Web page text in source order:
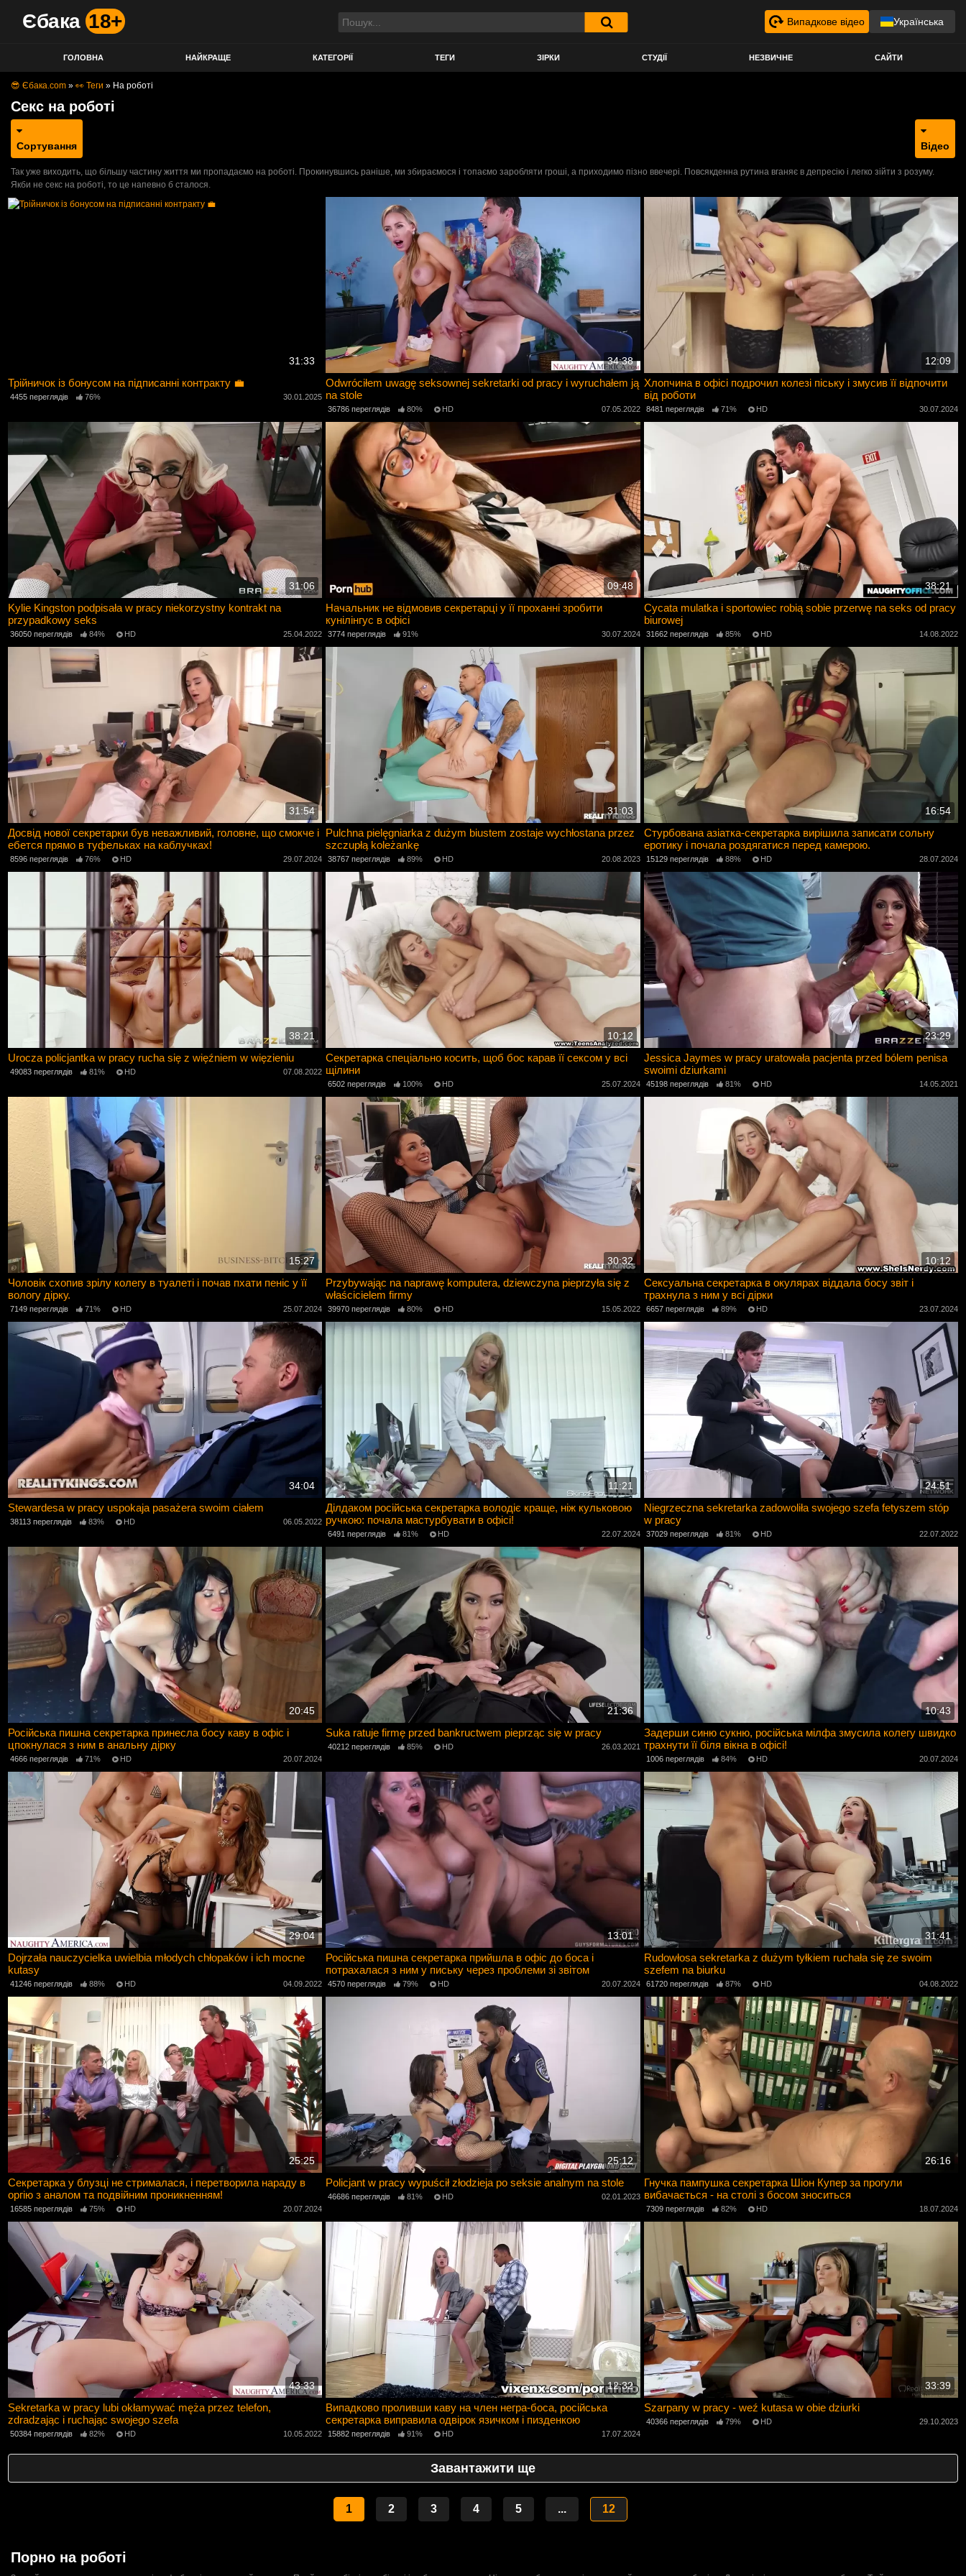
Єбака 18+ Випадкове відео Українська
ГОЛОВНА НАЙКРАЩЕ КАТЕГОРІЇ ТЕГИ ЗІРКИ СТУДІЇ НЕЗВИЧНЕ САЙТИ
😎 Єбака.com » 👀 Теги » На роботі
Секс на роботі
Сортування Відео
Так уже виходить, що більшу частину життя ми пропадаємо на роботі. Прокинувшись раніше, ми збираємося і топаємо заробляти гроші, а приходимо пізно ввечері. Повсякденна рутина вганяє в депресію і легко зійти з розуму.
Якби не секс на роботі, то це напевно б сталося.
31:33
Трійничок із бонусом на підписанні контракту 💼
4455 переглядів 76% 30.01.2025
34:38
Odwróciłem uwagę seksownej sekretarki od pracy i wyruchałem ją
na stole
36786 переглядів 80% HD 07.05.2022
12:09
Хлопчина в офісі подрочил колезі піську і змусив її відпочити
від роботи
8481 переглядів 71% HD 30.07.2024
31:06
Kylie Kingston podpisała w pracy niekorzystny kontrakt na
przypadkowy seks
36050 переглядів 84% HD 25.04.2022
09:48
Начальник не відмовив секретарці у її проханні зробити
кунілінгус в офісі
3774 переглядів 91% 30.07.2024
38:21
Cycata mulatka i sportowiec robią sobie przerwę na seks od pracy
biurowej
31662 переглядів 85% HD 14.08.2022
31:54
Досвід нової секретарки був неважливий, головне, що смокче і
ебется прямо в туфельках на каблучках!
8596 переглядів 76% HD 29.07.2024
31:03
Pulchna pielęgniarka z dużym biustem zostaje wychłostana przez
szczupłą koleżankę
38767 переглядів 89% HD 20.08.2023
16:54
Стурбована азіатка-секретарка вирішила записати сольну
еротику і почала роздягатися перед камерою.
15129 переглядів 88% HD 28.07.2024
38:21
Urocza policjantka w pracy rucha się z więźniem w więzieniu
49083 переглядів 81% HD 07.08.2022
10:12
Секретарка спеціально косить, щоб бос карав її сексом у всі
щілини
6502 переглядів 100% HD 25.07.2024
23:29
Jessica Jaymes w pracy uratowała pacjenta przed bólem penisa
swoimi dziurkami
45198 переглядів 81% HD 14.05.2021
15:27
Чоловік схопив зрілу колегу в туалеті і почав пхати пеніс у її
вологу дірку.
7149 переглядів 71% HD 25.07.2024
30:32
Przybywając na naprawę komputera, dziewczyna pieprzyła się z
właścicielem firmy
39970 переглядів 80% HD 15.05.2022
10:12
Сексуальна секретарка в окулярах віддала босу звіт і
трахнула з ним у всі дірки
6657 переглядів 89% HD 23.07.2024
34:04
Stewardesa w pracy uspokaja pasażera swoim ciałem
38113 переглядів 83% HD 06.05.2022
11:21
Ділдаком російська секретарка володіє краще, ніж кульковою
ручкою: почала мастурбувати в офісі!
6491 переглядів 81% HD 22.07.2024
24:51
Niegrzeczna sekretarka zadowoliła swojego szefa fetyszem stóp
w pracy
37029 переглядів 81% HD 22.07.2022
20:45
Російська пишна секретарка принесла босу каву в офіс і
цпокнулася з ним в анальну дірку
4666 переглядів 71% HD 20.07.2024
21:36
Suka ratuje firmę przed bankructwem pieprząc się w pracy
40212 переглядів 85% HD 26.03.2021
10:43
Задерши синю сукню, російська мілфа змусила колегу швидко
трахнути її біля вікна в офісі!
1006 переглядів 84% HD 20.07.2024
29:04
Dojrzała nauczycielka uwielbia młodych chłopaków i ich mocne
kutasy
41246 переглядів 88% HD 04.09.2022
13:01
Російська пишна секретарка прийшла в офіс до боса і
потрахалася з ним у письку через проблеми зі звітом
4570 переглядів 79% HD 20.07.2024
31:41
Rudowłosa sekretarka z dużym tyłkiem ruchała się ze swoim
szefem na biurku
61720 переглядів 87% HD 04.08.2022
25:25
Секретарка у блузці не стрималася, і перетворила нараду в
оргію з аналом та подвійним проникненням!
16585 переглядів 75% HD 20.07.2024
25:12
Policjant w pracy wypuścił złodzieja po seksie analnym na stole
46686 переглядів 81% HD 02.01.2023
26:16
Гнучка пампушка секретарка Шіон Купер за прогули
вибачається - на столі з босом зноситься
7309 переглядів 82% HD 18.07.2024
43:33
Sekretarka w pracy lubi okłamywać męża przez telefon,
zdradzając i ruchając swojego szefa
50384 переглядів 82% HD 10.05.2022
12:32
Випадково проливши каву на член негра-боса, російська
секретарка виправила одвірок язичком і пизденкою
15882 переглядів 91% HD 17.07.2024
33:39
Szarpany w pracy - weź kutasa w obie dziurki
40366 переглядів 79% HD 29.10.2023
Завантажити ще
1 2 3 4 5 ... 12
Порно на роботі